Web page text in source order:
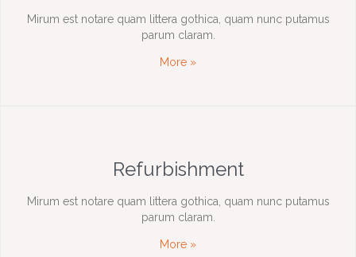
Mirum est notare quam littera gothica, quam nunc putamus
parum claram.
More »
Refurbishment
Mirum est notare quam littera gothica, quam nunc putamus
parum claram.
More »